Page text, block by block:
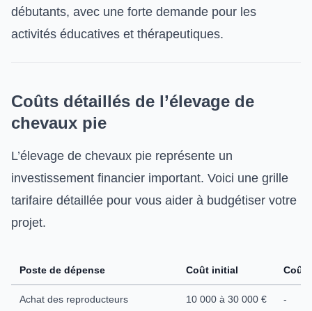
débutants, avec une forte demande pour les
activités éducatives et thérapeutiques.
Coûts détaillés de l’élevage de
chevaux pie
L’élevage de chevaux pie représente un
investissement financier important. Voici une grille
tarifaire détaillée pour vous aider à budgétiser votre
projet.
Poste de dépense Coût initial Coût
Achat des reproducteurs 10 000 à 30 000 € -